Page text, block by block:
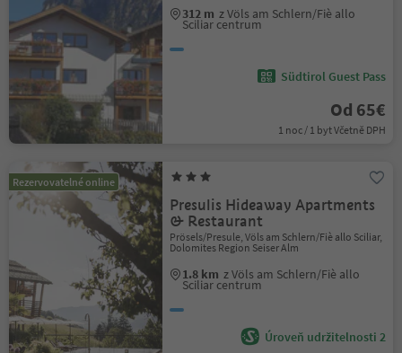
312 m z Völs am Schlern/Fiè allo
Sciliar centrum
Südtirol Guest Pass
Od 65€
1 noc / 1 byt Včetně DPH
Rezervovatelné online
Presulis Hideaway Apartments
& Restaurant
Prösels/Presule, Völs am Schlern/Fiè allo Sciliar,
Dolomites Region Seiser Alm
1.8 km z Völs am Schlern/Fiè allo
Sciliar centrum
Úroveň udržitelnosti 2